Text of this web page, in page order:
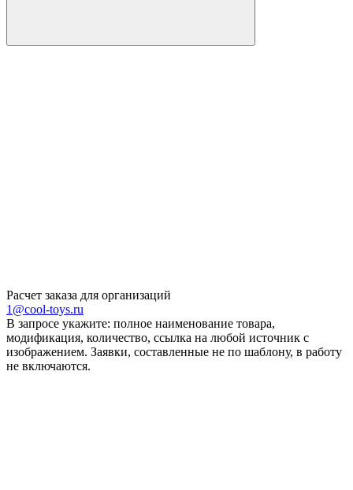
Расчет заказа для организаций
1@cool-toys.ru
В запросе укажите: полное наименование товара,
модификация, количество, ссылка на любой источник с
изображением. Заявки, составленные не по шаблону, в работу
не включаются.